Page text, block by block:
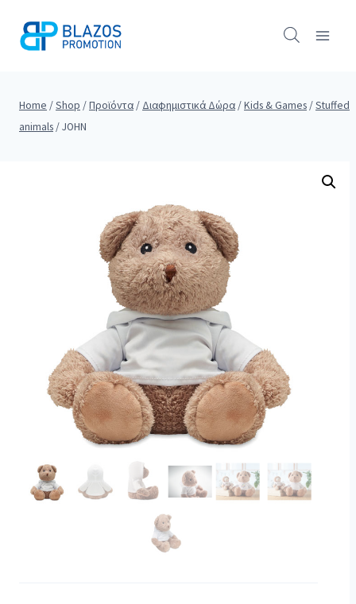
Home /Shop /Προϊόντα / Διαφημιστικά Δώρα /Kids & Games /Stuffed
animals /JOHN